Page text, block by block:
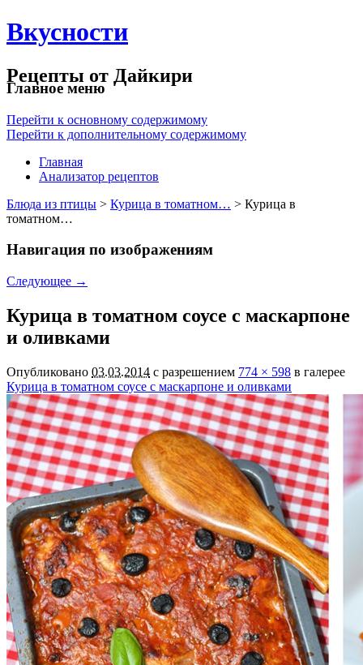
Вкусности
Рецепты от Дайкири
Главное меню
Перейти к основному содержимому
Перейти к дополнительному содержимому
Главная
Анализатор рецептов
Блюда из птицы > Курица в томатном… > Курица в
томатном…
Навигация по изображениям
Следующее →
Курица в томатном соусе с маскарпоне
и оливками
Опубликовано 03.03.2014 с разрешением 774 × 598 в галерее
Курица в томатном соусе с маскарпоне и оливками